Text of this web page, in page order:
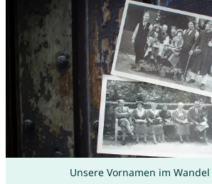
Unsere Vornamen im